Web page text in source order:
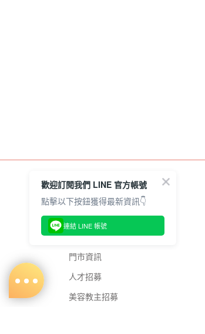
ABOUT US 關於我們
品牌故事
門市資訊
人才招募
美容教主招募
歡迎訂閱我們 LINE 官方帳號
點擊以下按鈕獲得最新資訊👇
連結 LINE 帳號